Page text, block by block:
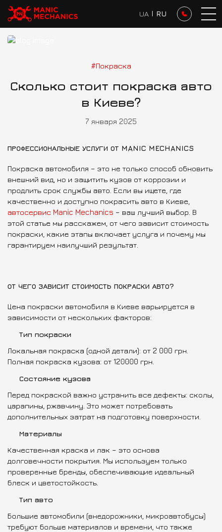
UA I RU
Блог Сколько стоит покраска авто…
#Покраска
Сколько стоит покраска авто
в Киеве?
7 января 2025
ПРОФЕССИОНАЛЬНЫЕ УСЛУГИ ОТ MANIC MECHANICS
Покраска автомобиля – это не только способ обновить
внешний вид, но и защитить кузов от коррозии и
продлить срок службы авто. Если вы ищете, где
качественно и доступно покрасить авто в Киеве,
автосервис Manic Mechanics – ваш лучший выбор. В
этой статье мы расскажем, от чего зависит стоимость
покраски, какие этапы включает услуга и почему мы
гарантируем наилучший результат.
ОТ ЧЕГО ЗАВИСИТ СТОИМОСТЬ ПОКРАСКИ АВТО?
Цена покраски автомобиля в Киеве варьируется в
зависимости от нескольких факторов:
Тип покраски
Локальная покраска (одной детали): от 2 000 грн.
Полная покраска кузова: от 120000 грн.
Состояние кузова
Перед покраской важно устранить все дефекты: сколы,
царапины, ржавчину. Это может потребовать
дополнительных затрат на подготовку поверхности.
Материалы
Качественная краска и лак – это основа
долговечности покрытия. Мы используем только
проверенные бренды, обеспечивающие идеальный
блеск и цветостойкость.
Тип авто
Большие автомобили (внедорожники, микроавтобусы)
требуют больше материалов и времени, что также